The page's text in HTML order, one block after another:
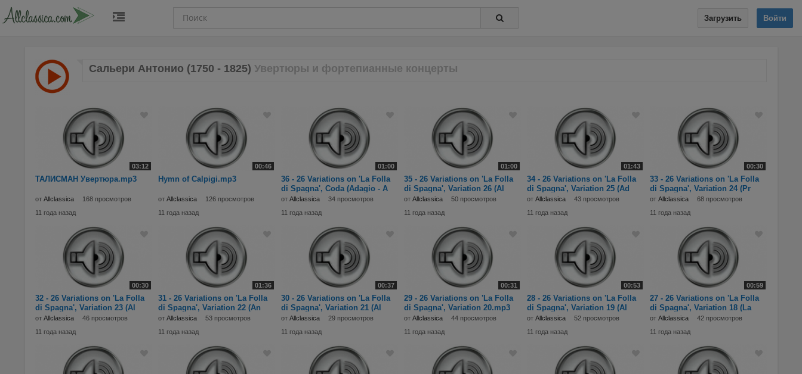
Загрузить Войти
Сальери Антонио (1750 - 1825) Увертюры и фортепианные концерты
03:12
ТАЛИСМАН Увертюра.mp3
от Allclassica
168 просмотров
11 года назад
00:46
Hymn of Calpigi.mp3
от Allclassica
126 просмотров
11 года назад
01:00
36 - 26 Variations on 'La Folla
di Spagna', Coda (Adagio - A
от Allclassica
34 просмотров
11 года назад
01:00
35 - 26 Variations on 'La Folla
di Spagna', Variation 26 (Al
от Allclassica
50 просмотров
11 года назад
01:43
34 - 26 Variations on 'La Folla
di Spagna', Variation 25 (Ad
от Allclassica
43 просмотров
11 года назад
00:30
33 - 26 Variations on 'La Folla
di Spagna', Variation 24 (Pr
от Allclassica
68 просмотров
11 года назад
00:30
32 - 26 Variations on 'La Folla
di Spagna', Variation 23 (Al
от Allclassica
46 просмотров
11 года назад
01:36
31 - 26 Variations on 'La Folla
di Spagna', Variation 22 (An
от Allclassica
53 просмотров
11 года назад
00:37
30 - 26 Variations on 'La Folla
di Spagna', Variation 21 (Al
от Allclassica
29 просмотров
11 года назад
00:31
29 - 26 Variations on 'La Folla
di Spagna', Variation 20.mp3
от Allclassica
44 просмотров
11 года назад
00:53
28 - 26 Variations on 'La Folla
di Spagna', Variation 19 (Al
от Allclassica
52 просмотров
11 года назад
00:59
27 - 26 Variations on 'La Folla
di Spagna', Variation 18 (La
от Allclassica
42 просмотров
11 года назад